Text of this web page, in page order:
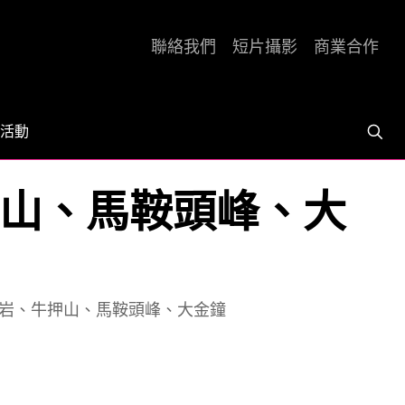
活動
聯絡我們 短片攝影 商業合作
、馬鞍頭峰、大
、牛押山、馬鞍頭峰、大金鐘